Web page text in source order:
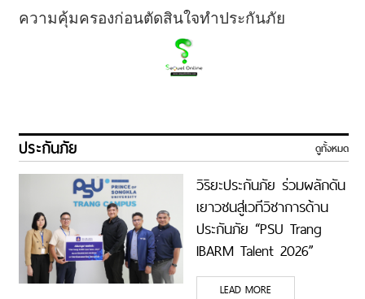
ความคุ้มครองก่อนตัดสินใจทำประกันภัย
ประกันภัย ดูทั้งหมด
วิริยะประกันภัย ร่วมผลักดัน
เยาวชนสู่เวทีวิชาการด้าน
ประกันภัย “PSU Trang
IBARM Talent 2026”
ม.อ.ตรัง
LEAD MORE